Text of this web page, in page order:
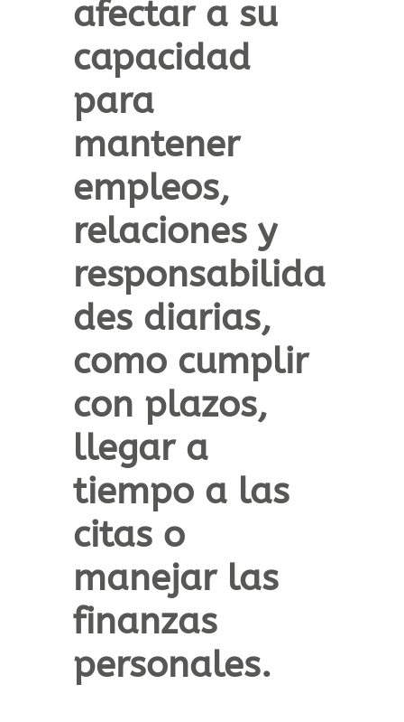
afectar a su
capacidad
para
mantener
empleos,
relaciones y
responsabilida
desdiarias,
como cumplir
con plazos,
llegar a
tiempo a las
citas o
manejar las
finanzas
personales.